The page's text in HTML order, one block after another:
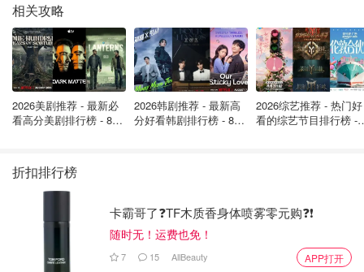
在案件调查过程中，警方提到目前认为情感因素和社交媒体
影响可能是促使嫌犯走向极端的重要原因。有消息指出，嫌
疑人曾写下奇怪笔记，后续曝光的手稿中能看到，他称学校
相关攻略
2026美剧推荐 - 最新必
看高分美剧排行榜 - 8月
2026韩剧推荐 - 最新高
分好看韩剧排行榜 - 8月
2026综艺推荐 - 热门好
看的综艺节目排行榜 -
折扣排行榜
卡霸哥了❓TF木质香身体喷雾零元购❓❗
随时无！运费也免！
7 15 AllBeauty APP打开